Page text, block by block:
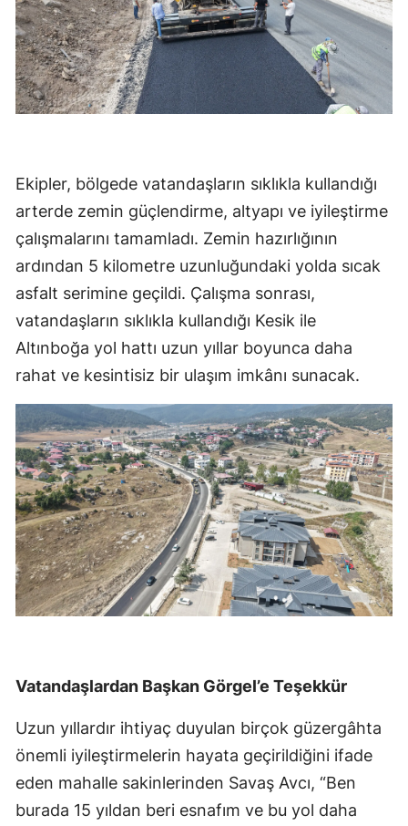
Ekipler, bölgede vatandaşların sıklıkla kullandığı
arterde zemin güçlendirme, altyapı ve iyileştirme
çalışmalarını tamamladı. Zemin hazırlığının
ardından 5 kilometre uzunluğundaki yolda sıcak
asfalt serimine geçildi. Çalışma sonrası,
vatandaşların sıklıkla kullandığı Kesik ile
Altınboğa yol hattı uzun yıllar boyunca daha
rahat ve kesintisiz bir ulaşım imkânı sunacak.
Vatandaşlardan Başkan Görgel’e Teşekkür
Uzun yıllardır ihtiyaç duyulan birçok güzergâhta
önemli iyileştirmelerin hayata geçirildiğini ifade
eden mahalle sakinlerinden Savaş Avcı, “Ben
burada 15 yıldan beri esnafım ve bu yol daha